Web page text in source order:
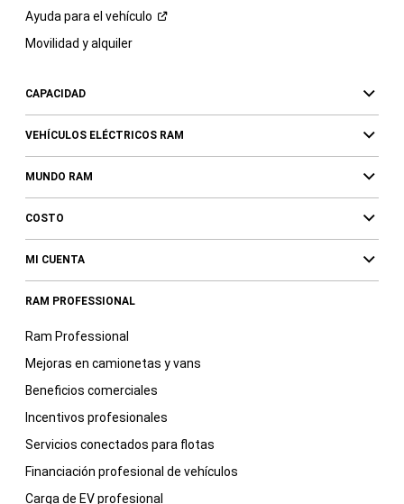
Ayuda para el vehículo
Movilidad y alquiler
CAPACIDAD
VEHÍCULOS ELÉCTRICOS RAM
MUNDO RAM
COSTO
MI CUENTA
RAM PROFESSIONAL
Ram Professional
Mejoras en camionetas y vans
Beneficios comerciales
Incentivos profesionales
Servicios conectados para flotas
Financiación profesional de vehículos
Carga de EV profesional